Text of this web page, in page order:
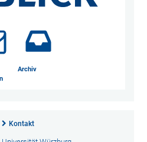
Archiv
Kontakt